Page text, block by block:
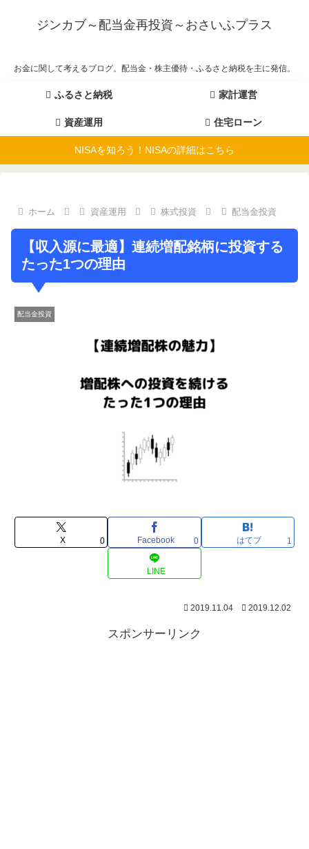
ジンカブ～配当金再投資～おさいふプラス
お金に関して考えるブログ。配当金・株主優待・ふるさと納税を主に発信。
ふるさと納税 家計運営
資産運用 住宅ローン
NISAを知ろう！NISAの詳細はこちら
ホーム 資産運用 株式投資 配当金投資
【収入源に最適】連続増配銘柄に投資する
たった1つの理由
配当金投資
X 0 Facebook 0 はてブ 1
LINE
2019.11.04 2019.12.02
スポンサーリンク